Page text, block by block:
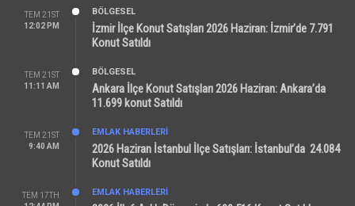
TEM 21ST
12:02 PM
BÖLGESEL
İzmir İlçe Konut Satışları 2026 Haziran: İzmir’de 7.791
Konut Satıldı
TEM 21ST
11:11 AM
BÖLGESEL
Ankara İlçe Konut Satışları 2026 Haziran: Ankara’da
11.699 konut Satıldı
TEM 21ST
9:40 AM
EMLAK HABERLERI
2026 Haziran İstanbul İlçe Satışları: İstanbul’da 24.084
Konut Satıldı
TEM 17TH
EMLAK HABERLERI